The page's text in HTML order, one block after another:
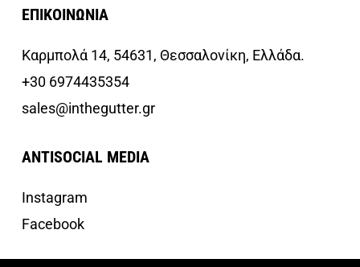
ΕΠΙΚΟΙΝΩΝΙΑ
Καρμπολά 14, 54631, Θεσσαλονίκη, Ελλάδα.
+30 6974435354
sales@inthegutter.gr
ANTISOCIAL MEDIA
Instagram
Facebook